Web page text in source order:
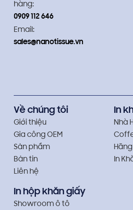
hàng:
0909 112 646
Email:
sales@nanotissue.vn
Về chúng tôi
Giới thiệu
Gia công OEM
Sản phẩm
Bản tin
Liên hệ
In
Nhà
In
In hộp khăn giấy
Showroom ô tô